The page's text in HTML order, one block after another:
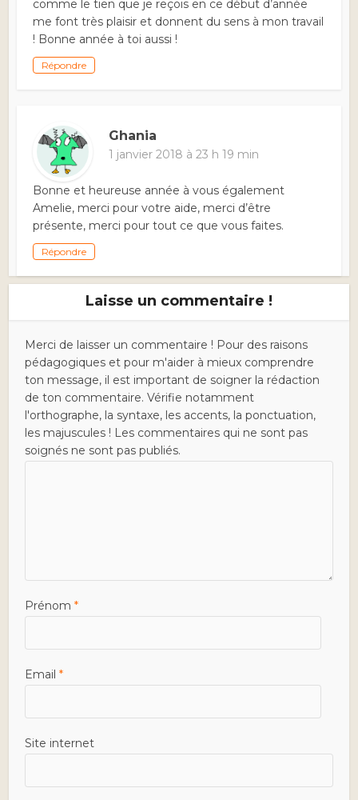
comme le tien que je reçois en ce début d’année
me font très plaisir et donnent du sens à mon travail
! Bonne année à toi aussi !
Répondre
Ghania
1 janvier 2018 à 23 h 19 min
Bonne et heureuse année à vous également
Amelie, merci pour votre aide, merci d’être
présente, merci pour tout ce que vous faites.
Répondre
Laisse un commentaire !
Merci de laisser un commentaire ! Pour des raisons
pédagogiques et pour m'aider à mieux comprendre
ton message, il est important de soigner la rédaction
de ton commentaire. Vérifie notamment
l'orthographe, la syntaxe, les accents, la ponctuation,
les majuscules ! Les commentaires qui ne sont pas
soignés ne sont pas publiés.
Prénom*
Email*
Site internet